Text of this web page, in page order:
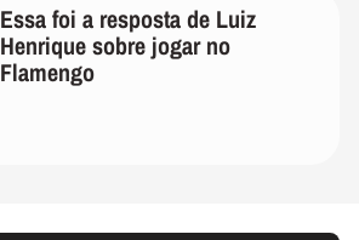
Essa foi a resposta de Luiz
Henrique sobre jogar no
Flamengo